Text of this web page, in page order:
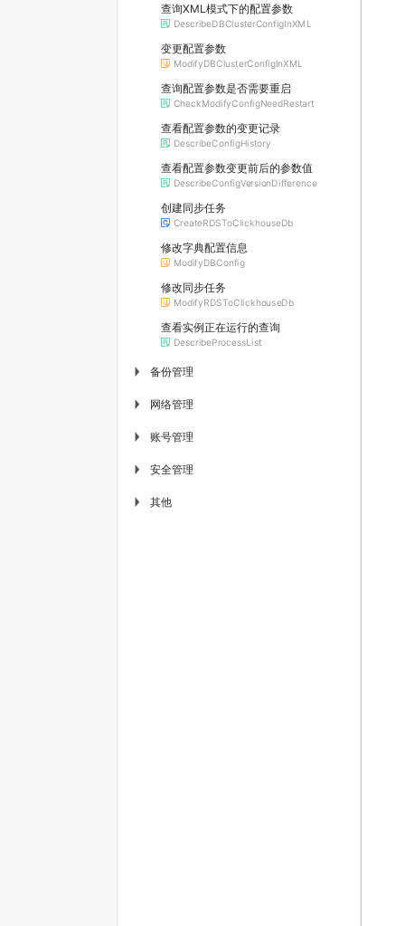
查询XML模式下的配置参数
DescribeDBClusterConfigInXML
变更配置参数
ModifyDBClusterConfigInXML
查询配置参数是否需要重启
CheckModifyConfigNeedRestart
查看配置参数的变更记录
DescribeConfigHistory
查看配置参数变更前后的参数值
DescribeConfigVersionDifference
创建同步任务
CreateRDSToClickhouseDb
修改字典配置信息
ModifyDBConfig
修改同步任务
ModifyRDSToClickhouseDb
查看实例正在运行的查询
DescribeProcessList
▶ 备份管理
▶ 网络管理
▶ 账号管理
▶ 安全管理
▶ 其他